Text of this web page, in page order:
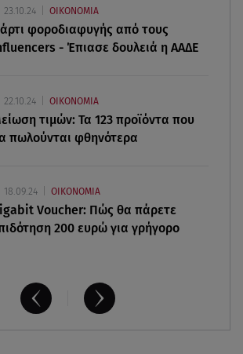
Η throwback φωτογραφία της
Όλους 2026-2027: Ποια ΑΦΜ
αίτηση
23.10.24 ΟΙΚΟΝΟΜΙΑ
φοροδιαφυγής από τους
- Έπιασε δουλειά η ΑΑΔΕ
22.10.24 ΟΙΚΟΝΟΜΙΑ
τιμών: Τα 123 προϊόντα που
πωλούνται φθηνότερα
18.09.24 ΟΙΚΟΝΟΜΙΑ
Voucher: Πώς θα πάρετε
200 ευρώ για γρήγορο